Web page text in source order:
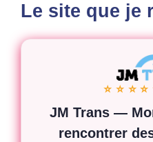
Le site que je
⭐ ⭐ ⭐
JM Trans —
rencontrer